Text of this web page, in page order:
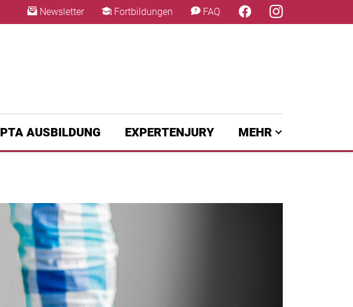
Newsletter Fortbildungen FAQ
PTA AUSBILDUNG EXPERTENJURY MEHR
×